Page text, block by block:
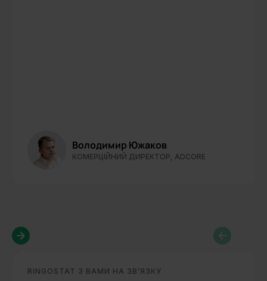
Володимир Южаков
КОМЕРЦІЙНИЙ ДИРЕКТОР, ADCORE
RINGOSTAT З ВАМИ НА ЗВ’ЯЗКУ